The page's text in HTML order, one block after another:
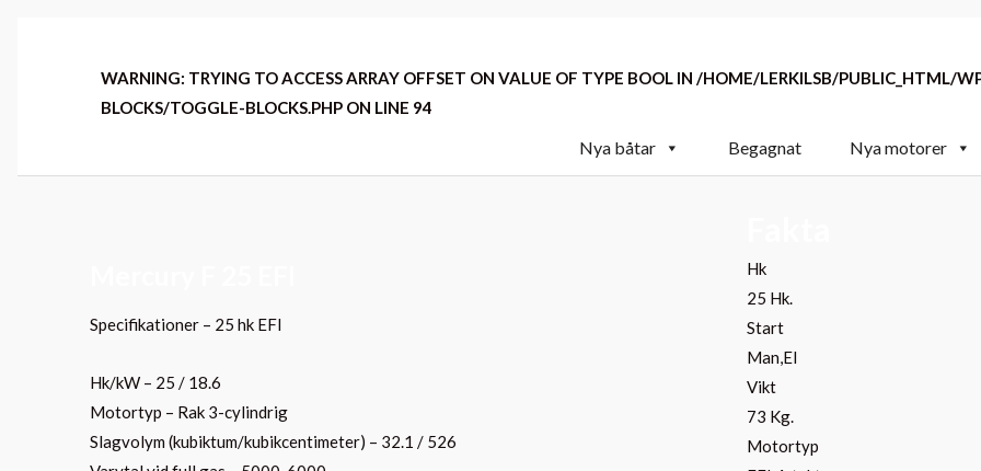
WARNING: TRYING TO ACCESS ARRAY OFFSET ON VALUE OF TYPE BOOL IN /HOME/LERKILSB/PUBLIC_HTML/
BLOCKS/TOGGLE-BLOCKS.PHP ON LINE 94
Nya båtar Begagnat Nya motorer
Specifikationer – 25 hk EFI
Hk/kW – 25 / 18.6
Motortyp – Rak 3-cylindrig
Slagvolym (kubiktum/kubikcentimeter) – 32.1 / 526
Hk
25 Hk.
Start
Man,El
Vikt
73 Kg.
Motortyp